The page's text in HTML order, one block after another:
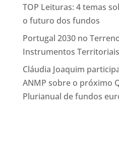
TOP Leituras: 4 temas
o futuro dos fundos
Portugal 2030 no
Instrumentos
Cláudia Joaquim
ANMP sobre o próximo
Plurianual de fundos